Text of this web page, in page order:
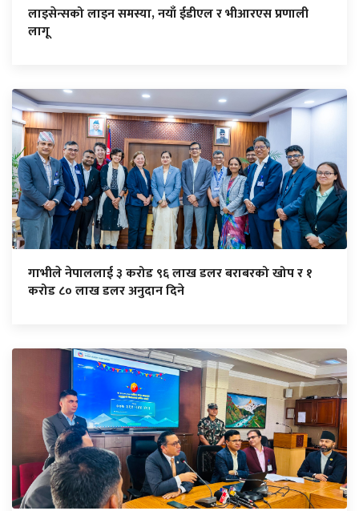
लाइसेन्सको लाइन समस्या, नयाँ ईडीएल र भीआरएस प्रणाली
लागू
गाभीले नेपाललाई ३ करोड ९६ लाख डलर बराबरको खोप र १
करोड ८० लाख डलर अनुदान दिने